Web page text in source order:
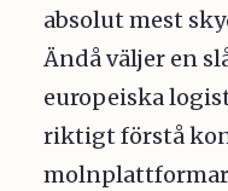
absolut mest
Ändå väljer en
europeiska
riktigt förstå